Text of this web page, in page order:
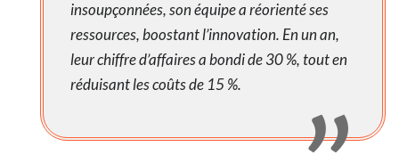
insoupçonnées, son équipe a réorienté ses
ressources, boostant l’innovation. En un an,
leur chiffre d’affaires a bondi de 30 %, tout en
réduisant les coûts de 15 %.